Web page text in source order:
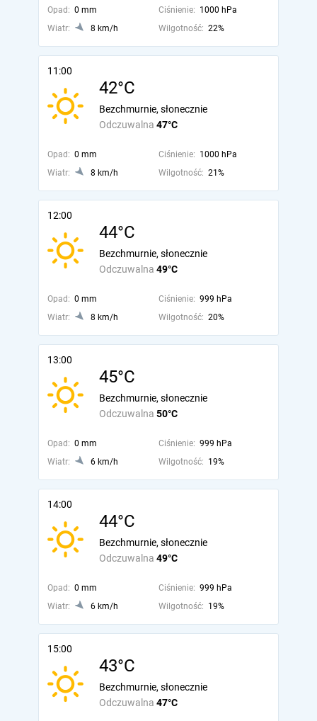
Opad: 0 mm Ciśnienie: 1000 hPa
Wiatr:
8 km/h Wilgotność: 22%
11:00
42°C
Odczuwalna 47°C
Bezchmurnie, słonecznie
Opad: 0 mm Ciśnienie: 1000 hPa
Wiatr:
8 km/h Wilgotność: 21%
12:00
44°C
Odczuwalna 49°C
Bezchmurnie, słonecznie
Opad: 0 mm Ciśnienie: 999 hPa
Wiatr:
8 km/h Wilgotność: 20%
13:00
45°C
Odczuwalna 50°C
Bezchmurnie, słonecznie
Opad: 0 mm Ciśnienie: 999 hPa
Wiatr:
6 km/h Wilgotność: 19%
14:00
44°C
Odczuwalna 49°C
Bezchmurnie, słonecznie
Opad: 0 mm Ciśnienie: 999 hPa
Wiatr:
6 km/h Wilgotność: 19%
15:00
43°C
Odczuwalna 47°C
Bezchmurnie, słonecznie